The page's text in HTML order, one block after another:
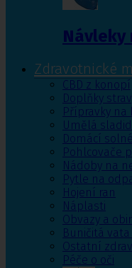
Návleky
Zdravotnické
CBD z konopí
Doplňky
Přípravky na
Umělá
Domácí
Pohlcovače
Nádoby na
Pytle na
Hojení ran
Náplasti
Obvazy a
Buničitá
Ostatní
Péče o oči